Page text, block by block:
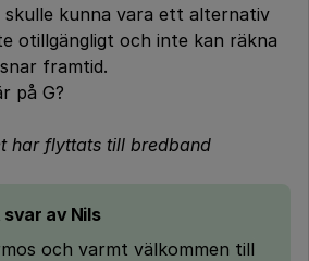
kunna vara ett alternativ
otillgängligt och inte kan räkna
framtid.
på G?
har flyttats till bredband
svar av Nils
och varmt välkommen till